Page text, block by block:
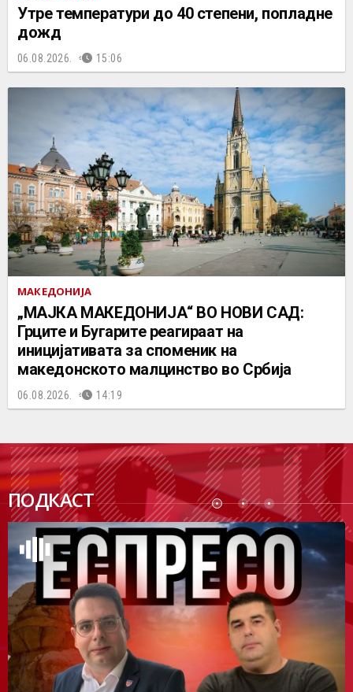
Утре температури до 40 степени, попладне
дожд
06.08.2026. 15:06
МАКЕДОНИЈА
„МАЈКА МАКЕДОНИЈА“ ВО НОВИ САД:
Грците и Бугарите реагираат на
иницијативата за споменик на
македонското малцинство во Србија
06.08.2026. 14:19
ПОДКАСТ
ПОДК
АСТ